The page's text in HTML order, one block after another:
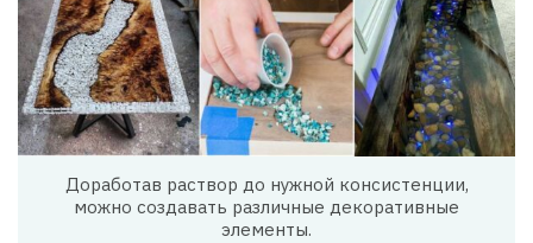
Доработав раствор до нужной консистенции,
можно создавать различные декоративные
элементы.